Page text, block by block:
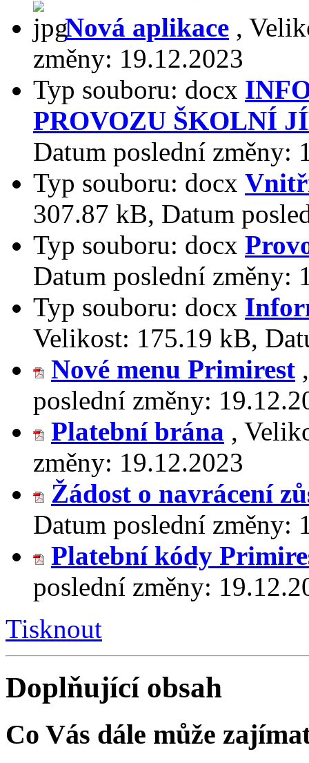
Nová aplikace ,
změny: 19.12.2023
Typ souboru: docx
PROVOZU ŠKOLNÍ
Datum poslední změny:
Typ souboru: docx
307.87 kB, Datum
Typ souboru: docx
Datum poslední změny:
Typ souboru: docx
Velikost: 175.19 kB,
Nové menu Primirest
poslední změny:
Platební brána ,
změny: 19.12.2023
Žádost o navrácení
Datum poslední změny:
Platební kódy
poslední změny:
Tisknout
Doplňující obsah
Co Vás dále může